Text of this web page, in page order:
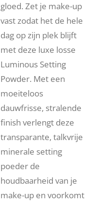
gloed. Zet je make-up
vast zodat het de hele
dag op zijn plek blijft
met deze luxe losse
Luminous Setting
Powder. Met een
moeiteloos
dauwfrisse, stralende
finish verlengt deze
transparante, talkvrije
minerale setting
poeder de
houdbaarheid van je
make-up en voorkomt